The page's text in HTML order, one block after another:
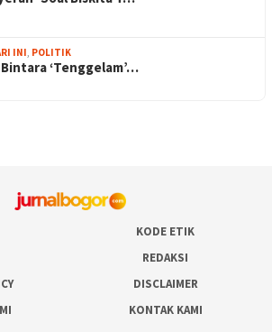
INI, POLITIK
‘Tenggelam’…
KODE ETIK
REDAKSI
DISCLAIMER
KONTAK KAMI